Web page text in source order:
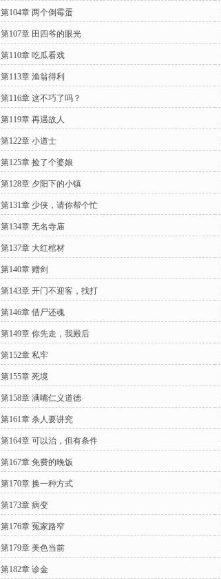
第104章 两个倒霉蛋
第107章 田四爷的眼光
第110章 吃瓜看戏
第113章 渔翁得利
第116章 这不巧了吗？
第119章 再遇故人
第122章 小道士
第125章 捡了个婆娘
第128章 夕阳下的小镇
第131章 少侠，请你帮个忙
第134章 无名寺庙
第137章 大红棺材
第140章 赠剑
第143章 开门不迎客，找打
第146章 借尸还魂
第149章 你先走，我殿后
第152章 私牢
第155章 死境
第158章 满嘴仁义道德
第161章 杀人要讲究
第164章 可以治，但有条件
第167章 免费的晚饭
第170章 换一种方式
第173章 病变
第176章 冤家路窄
第179章 美色当前
第182章 诊金